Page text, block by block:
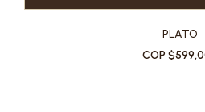
PLATO
COP